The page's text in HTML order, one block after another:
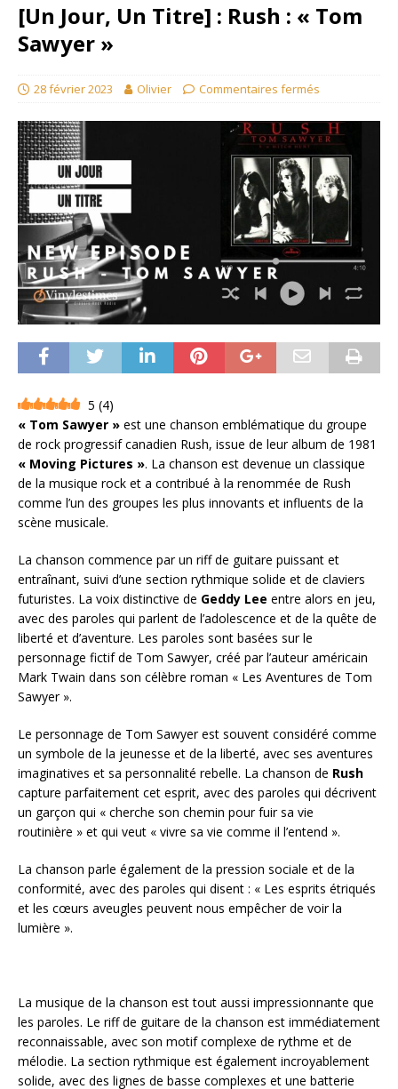
[Un Jour, Un Titre] : Rush : « Tom
Sawyer »
28 février 2023 Olivier Commentaires fermés
5 (4)
« Tom Sawyer » est une chanson emblématique du groupe
de rock progressif canadien Rush, issue de leur album de 1981
« Moving Pictures ». La chanson est devenue un classique
de la musique rock et a contribué à la renommée de Rush
comme l’un des groupes les plus innovants et influents de la
scène musicale.
La chanson commence par un riff de guitare puissant et
entraînant, suivi d’une section rythmique solide et de claviers
futuristes. La voix distinctive de Geddy Lee entre alors en jeu,
avec des paroles qui parlent de l’adolescence et de la quête de
liberté et d’aventure. Les paroles sont basées sur le
personnage fictif de Tom Sawyer, créé par l’auteur américain
Mark Twain dans son célèbre roman « Les Aventures de Tom
Sawyer ».
Le personnage de Tom Sawyer est souvent considéré comme
un symbole de la jeunesse et de la liberté, avec ses aventures
imaginatives et sa personnalité rebelle. La chanson de Rush
capture parfaitement cet esprit, avec des paroles qui décrivent
un garçon qui « cherche son chemin pour fuir sa vie
routinière » et qui veut « vivre sa vie comme il l’entend ».
La chanson parle également de la pression sociale et de la
conformité, avec des paroles qui disent : « Les esprits étriqués
et les cœurs aveugles peuvent nous empêcher de voir la
lumière ».
La musique de la chanson est tout aussi impressionnante que
les paroles. Le riff de guitare de la chanson est immédiatement
reconnaissable, avec son motif complexe de rythme et de
mélodie. La section rythmique est également incroyablement
solide, avec des lignes de basse complexes et une batterie